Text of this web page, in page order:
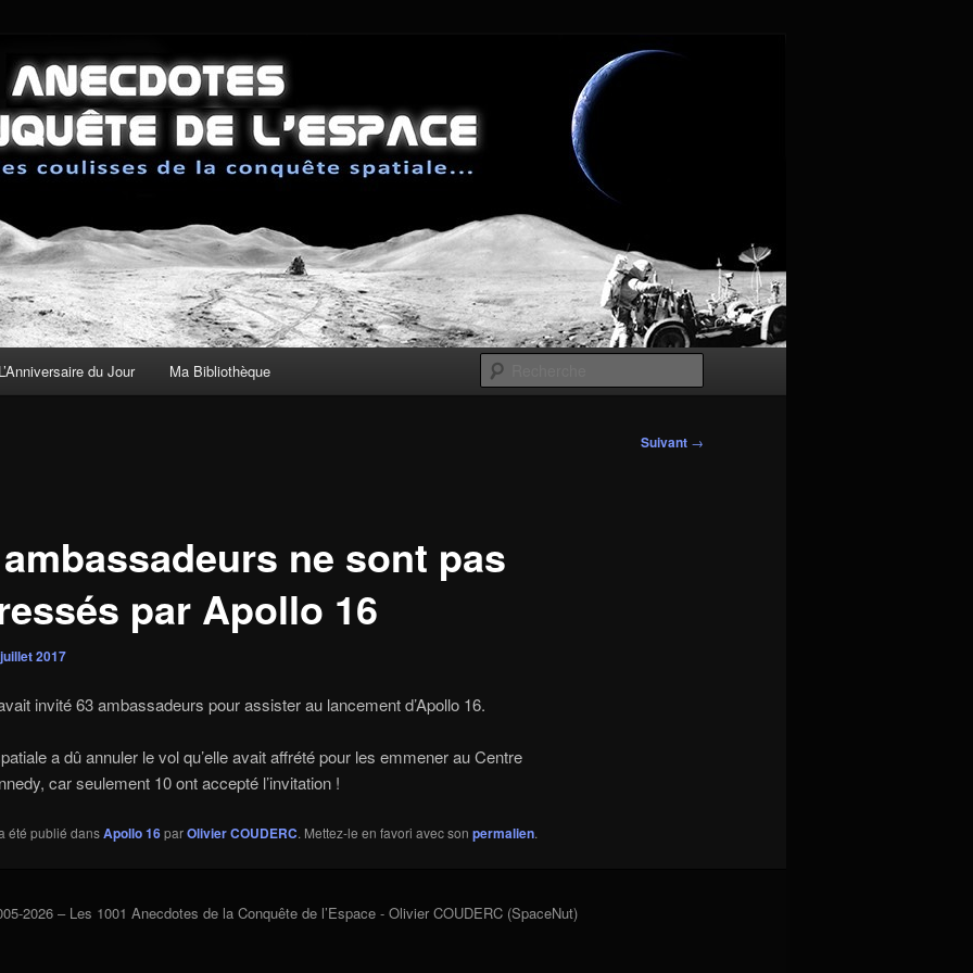
de la Conquête de l'Espace
L’Anniversaire du Jour Ma Bibliothèque
Suivant →
ne sont pas
par Apollo 16
2017
invité 63 ambassadeurs pour assister au lancement d’Apollo 16.
a dû annuler le vol qu’elle avait affrété pour les emmener au Centre
car seulement 10 ont accepté l’invitation !
été publié dansApollo 16parOlivier COUDERC. Mettez-le en favori avec son permalien.
2026 – Les 1001 Anecdotes de la Conquête de l’Espace - Olivier COUDERC (SpaceNut)